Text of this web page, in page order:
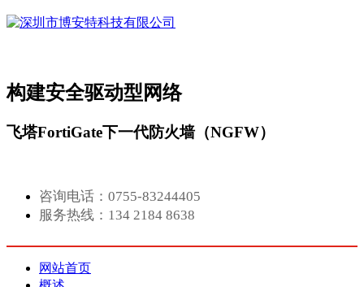
构建安全驱动型网络
飞塔FortiGate下一代防火墙（NGFW）
咨询电话：0755-83244405
服务热线：134 2184 8638
网站首页